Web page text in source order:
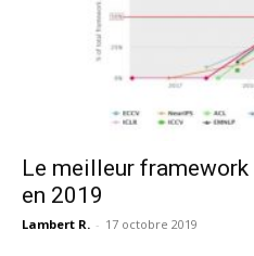
Le meilleur
en 2019
Lambert R. - 17 octobre 2019